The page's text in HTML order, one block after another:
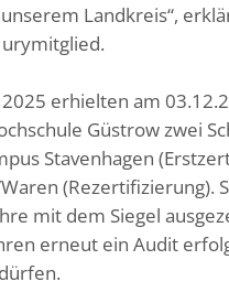
Landkreis“,
erhielten am
Güstrow zwei
Stavenhagen
(Rezertifizierung).
mit dem Siegel
erneut ein Audit